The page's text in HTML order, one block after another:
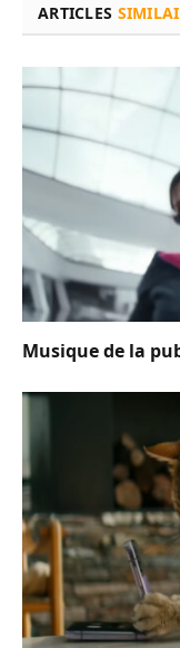
ARTICLES
Musique de la